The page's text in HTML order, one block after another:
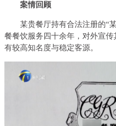
案情回顾
某贵餐厅持有合法注册的“
餐餐饮服务四十余年，对外宣
有较高知名度与稳定客源。